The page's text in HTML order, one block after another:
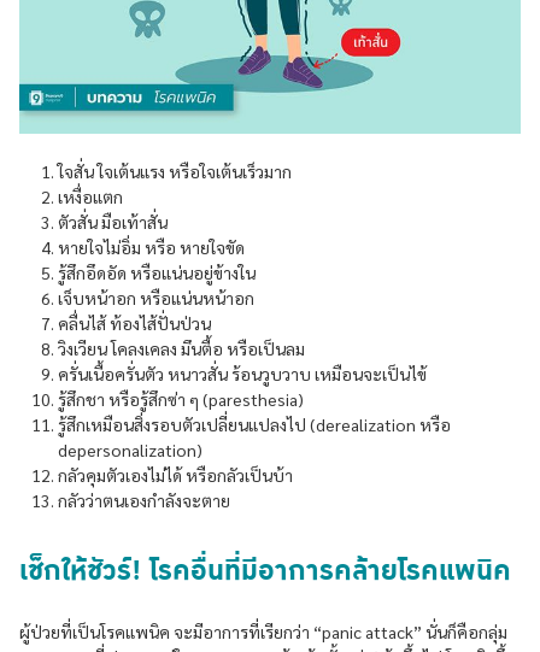
ใจสั่น ใจเต้นแรง หรือใจเต้นเร็วมาก
เหงื่อแตก
ตัวสั่น มือเท้าสั่น
หายใจไม่อิ่ม หรือ หายใจขัด
รู้สึกอึดอัด หรือแน่นอยู่ข้างใน
เจ็บหน้าอก หรือแน่นหน้าอก
คลื่นไส้ ท้องไส้ปั่นป่วน
วิงเวียน โคลงเคลง มึนตื้อ หรือเป็นลม
ครั่นเนื้อครั่นตัว หนาวสั่น ร้อนวูบวาบ เหมือนจะเป็นไข้
รู้สึกชา หรือรู้สึกซ่า ๆ (paresthesia)
รู้สึกเหมือนสิ่งรอบตัวเปลี่ยนแปลงไป (derealization หรือ
depersonalization)
กลัวคุมตัวเองไม่ได้ หรือกลัวเป็นบ้า
กลัวว่าตนเองกำลังจะตาย
เช็กให้ชัวร์! โรคอื่นที่มีอาการคล้ายโรคแพนิค
ผู้ป่วยที่เป็นโรคแพนิค จะมีอาการที่เรียกว่า “panic attack” นั่นก็คือกลุ่ม